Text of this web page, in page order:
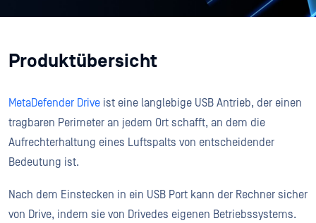
Produktübersicht
MetaDefender Drive ist eine langlebige USB Antrieb, der einen
tragbaren Perimeter an jedem Ort schafft, an dem die
Aufrechterhaltung eines Luftspalts von entscheidender
Bedeutung ist.
Nach dem Einstecken in ein USB Port kann der Rechner sicher
von Drive, indem sie von Drivedes eigenen Betriebssystems.